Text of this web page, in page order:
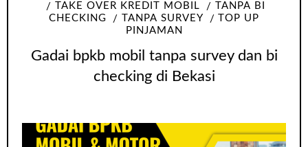
TAKE OVER KREDIT MOBIL
TANPA BI
CHECKING
TANPA SURVEY
TOP UP
PINJAMAN
Gadai bpkb mobil tanpa survey dan bi
checking di Bekasi